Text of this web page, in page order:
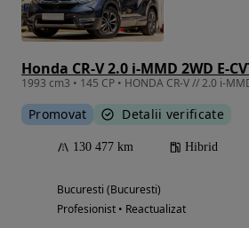
Honda CR-V 2.0 i-MMD 2WD E-
Promovat Detalii verificate
130 477 km Hibrid
Bucuresti (Bucuresti)
Profesionist • Reactualizat